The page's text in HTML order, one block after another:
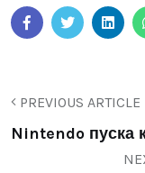
PREVIOUS ARTICLE
Nintendo пуска